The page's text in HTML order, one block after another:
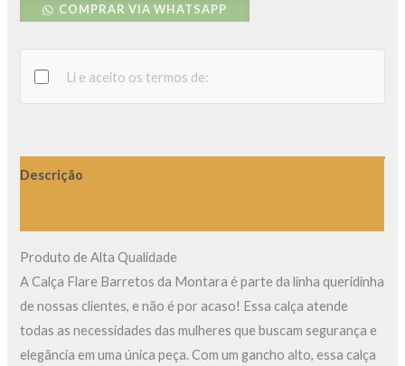
COMPRAR VIA WHATSAPP
Li e aceito os termos de:
Descrição
Produto de Alta Qualidade
A Calça Flare Barretos da Montara é parte da linha queridinha
de nossas clientes, e não é por acaso! Essa calça atende
todas as necessidades das mulheres que buscam segurança e
elegância em uma única peça. Com um gancho alto, essa calça